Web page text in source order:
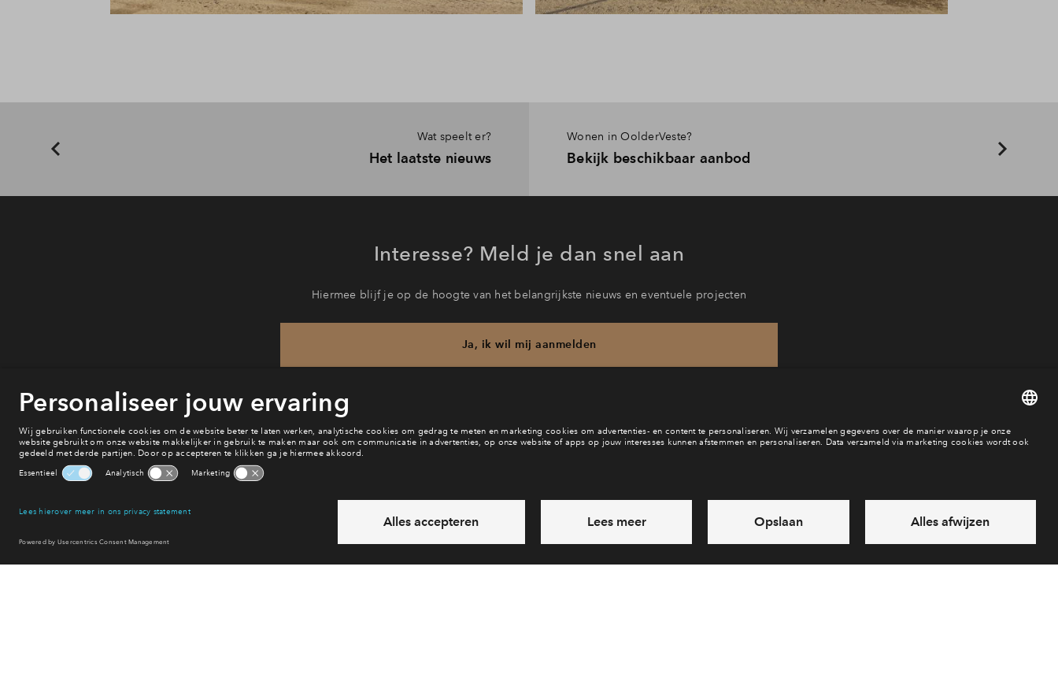
Wat speelt er?
Het laatste nieuws
Wonen in OolderVeste?
Bekijk beschikbaar aanbod
Interesse? Meld je dan snel aan
Hiermee blijf je op de hoogte van het belangrijkste nieuws en eventuele projecten
Ja, ik wil mij aanmelden
Heb je een vraag en wil je direct antwoord? Bel ons op
6 dagen per week beschikbaar (behalve tijdens feestdagen)
via telefoon